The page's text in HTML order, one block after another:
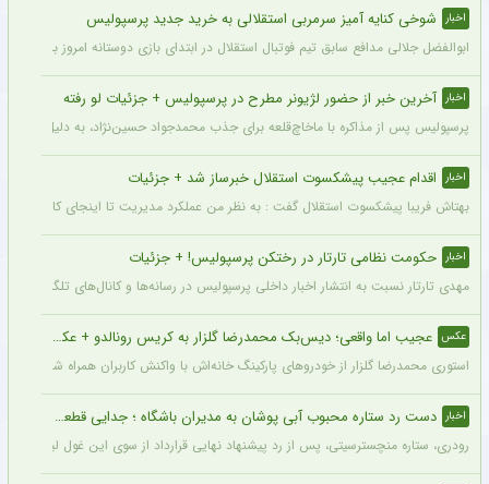
اخبار شوخی کنایه آمیز سرمربی استقلالی به خرید جدید پرسپولیس
ابوالفضل جلالی مدافع سابق تیم فوتبال استقلال در ابتدای بازی دوستانه امروز با
اخبار آخرین خبر از حضور لژیونر مطرح در پرسپولیس + جزئیات لو رفته
پرسپولیس پس از مذاکره با ماخاچ‌قلعه برای جذب محمدجواد حسین‌نژاد، به دلیل رقم
اخبار اقدام عجیب پیشکسوت استقلال خبرساز شد + جزئیات
بهتاش فریبا پیشکسوت استقلال گفت : به نظر من عملکرد مدیریت تا اینجای کار قابل
اخبار حکومت نظامی تارتار در رختکن پرسپولیس! + جزئیات
مهدی تارتار نسبت به انتشار اخبار داخلی پرسپولیس در رسانه‌ها و کانال‌های تلگرامی
عکس عجیب اما واقعی؛ دیس‌بک محمدرضا گلزار به کریس رونالدو + عکس
استوری محمدرضا گلزار از خودروهای پارکینگ خانه‌اش با واکنش کاربران همراه شده و
اخبار دست رد ستاره محبوب آبی پوشان به مدیران باشگاه ؛ جدایی قطعی است !
رودری، ستاره منچسترسیتی، پس از رد پیشنهاد نهایی قرارداد از سوی این غول لیگ